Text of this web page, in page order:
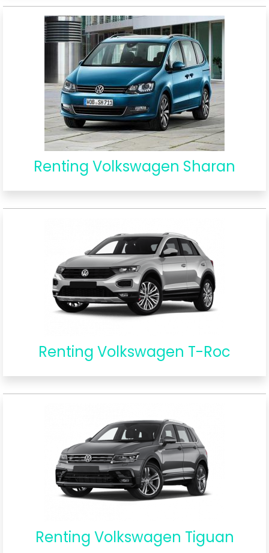
Renting Volkswagen Sharan
Renting Volkswagen T-Roc
Renting Volkswagen Tiguan